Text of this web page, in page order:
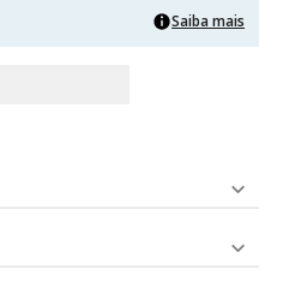
Saiba mais